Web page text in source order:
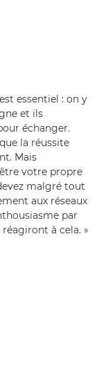
essentiel : on y
et ils
échanger.
la réussite
Mais
votre propre
malgré tout
aux réseaux
par
à cela. »